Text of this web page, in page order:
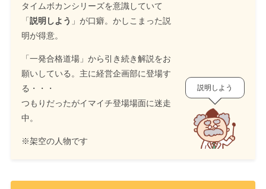
タイムボカンシリーズを意識していて
「説明しよう 」が口癖。かしこまった説
明が得意。
「一発合格道場」から引き続き解説をお
願いしている。主に経営企画部に登場す
る・・・
つもりだったがイマイチ登場場面に迷走
中。
※架空の人物です
説明しよう